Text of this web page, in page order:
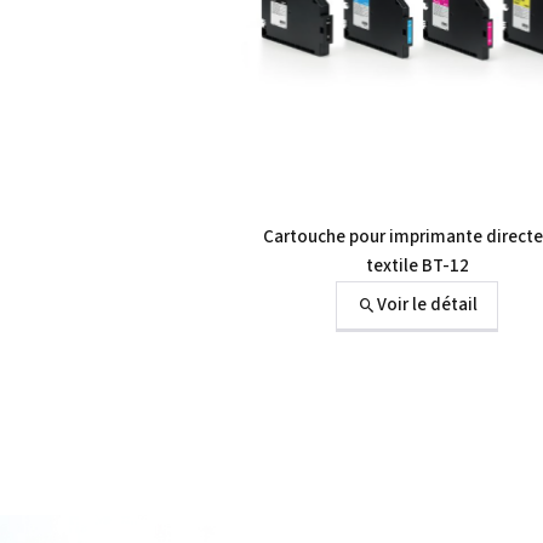
Cartouche pour imprimante
textile BT-12
Voir le détail